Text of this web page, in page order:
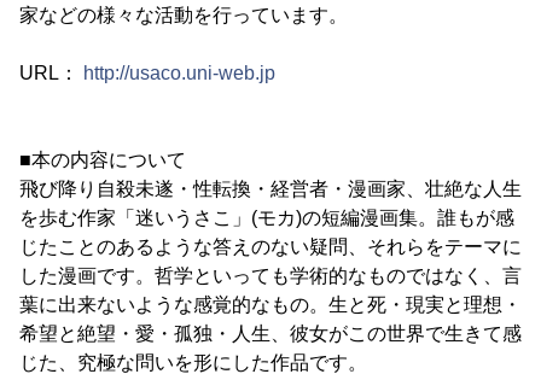
家などの様々な活動を行っています。
URL： http://usaco.uni-web.jp
■本の内容について
飛び降り自殺未遂・性転換・経営者・漫画家、壮絶な人生
を歩む作家「迷いうさこ」(モカ)の短編漫画集。誰もが感
じたことのあるような答えのない疑問、それらをテーマに
した漫画です。哲学といっても学術的なものではなく、言
葉に出来ないような感覚的なもの。生と死・現実と理想・
希望と絶望・愛・孤独・人生、彼女がこの世界で生きて感
じた、究極な問いを形にした作品です。